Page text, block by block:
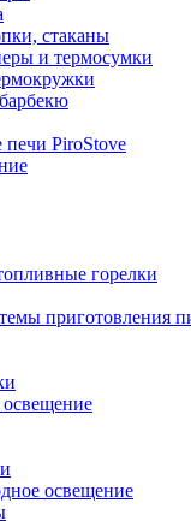
стаканы
и термосумки
PiroStove
горелки
приготовления
освещение
освещение